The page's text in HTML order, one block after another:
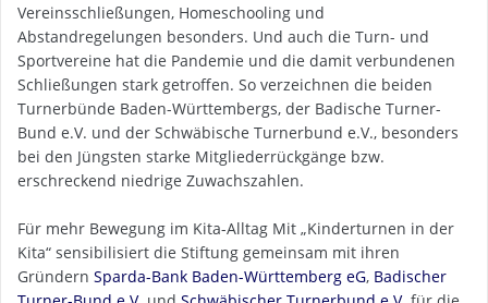
Vereinsschließungen, Homeschooling und
Abstandregelungen besonders. Und auch die Turn- und
Sportvereine hat die Pandemie und die damit verbundenen
Schließungen stark getroffen. So verzeichnen die beiden
Turnerbünde Baden-Württembergs, der Badische Turner-
Bund e.V. und der Schwäbische Turnerbund e.V., besonders
bei den Jüngsten starke Mitgliederrückgänge bzw.
erschreckend niedrige Zuwachszahlen.
Für mehr Bewegung im Kita-Alltag Mit „Kinderturnen in der
Kita“ sensibilisiert die Stiftung gemeinsam mit ihren
Gründern Sparda-Bank Baden-Württemberg eG, Badischer